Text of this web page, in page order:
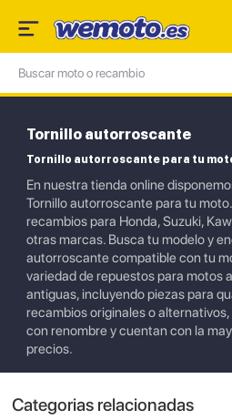
Tornillo autorroscante
Tornillo autorroscante para tu
En nuestra tienda online
Tornillo autorroscante para tu
recambios para Honda, Suzuki,
otras marcas. Busca tu modelo y
autorroscante compatible con tu
variedad de repuestos para motos
antiguas, incluyendo piezas para
recambios originales o
con renombre y cuentan con la
precios.
Categorias relacionadas